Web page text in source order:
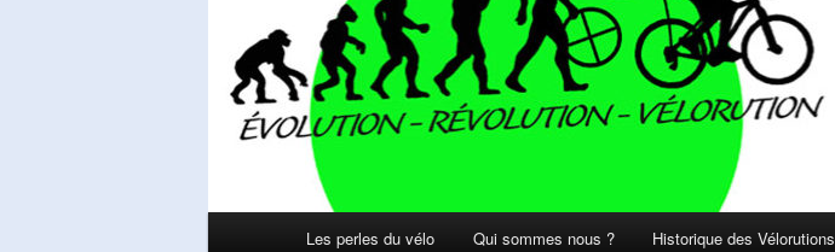
Les perles du vélo Qui sommes nous ? Historique des Vélorutions